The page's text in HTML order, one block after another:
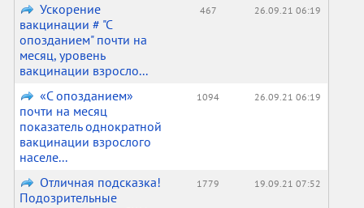
Ускорение
вакцинации # "С
опозданием" почти на
месяц, уровень
вакцинации взросло...
467 26.09.21 06:19
«С опозданием»
почти на месяц
показатель однократной
вакцинации взрослого
населе...
1094 26.09.21 06:19
Отличная подсказка!
Подозрительные
1779 19.09.21 07:52